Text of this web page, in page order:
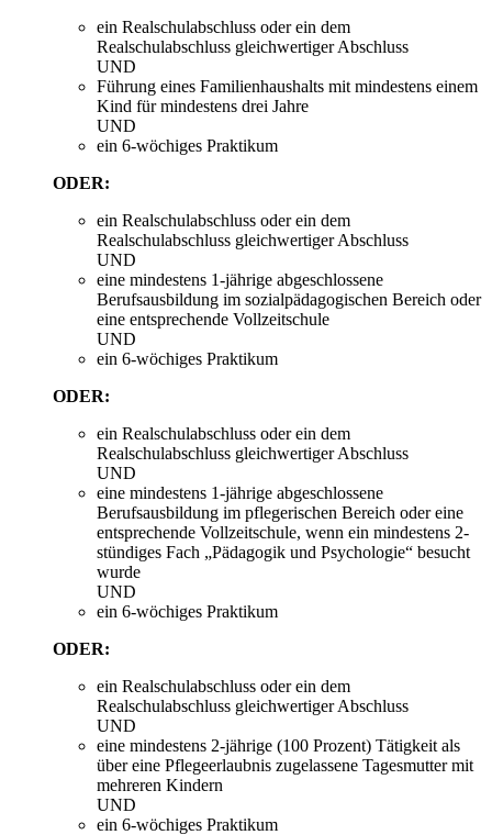
ein Realschulabschluss oder ein dem
Realschulabschluss gleichwertiger Abschluss
UND
Führung eines Familienhaushalts mit mindestens einem
Kind für mindestens drei Jahre
UND
ein 6-wöchiges Praktikum
ODER:
ein Realschulabschluss oder ein dem
Realschulabschluss gleichwertiger Abschluss
UND
eine mindestens 1-jährige abgeschlossene
Berufsausbildung im sozialpädagogischen Bereich oder
eine entsprechende Vollzeitschule
UND
ein 6-wöchiges Praktikum
ODER:
ein Realschulabschluss oder ein dem
Realschulabschluss gleichwertiger Abschluss
UND
eine mindestens 1-jährige abgeschlossene
Berufsausbildung im pflegerischen Bereich oder eine
entsprechende Vollzeitschule, wenn ein mindestens 2-
stündiges Fach „Pädagogik und Psychologie“ besucht
wurde
UND
ein 6-wöchiges Praktikum
ODER:
ein Realschulabschluss oder ein dem
Realschulabschluss gleichwertiger Abschluss
UND
eine mindestens 2-jährige (100 Prozent) Tätigkeit als
über eine Pflegeerlaubnis zugelassene Tagesmutter mit
mehreren Kindern
UND
ein 6-wöchiges Praktikum